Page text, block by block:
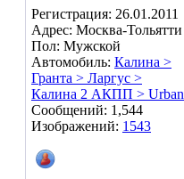
Регистрация: 26.01.2011
Адрес: Москва-Тольятти
Пол: Мужской
Автомобиль: Калина >
Гранта > Ларгус >
Калина 2 АКПП > Urban
Сообщений: 1,544
Изображений: 1543